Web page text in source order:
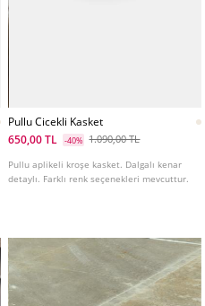
Pullu Cicekli Kasket
650,00 TL
-40% 1.090,00 TL
Pullu aplikeli kroşe kasket. Dalgalı kenar
detaylı. Farklı renk seçenekleri mevcuttur.